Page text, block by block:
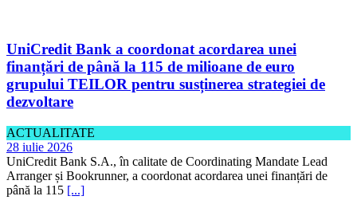
UniCredit Bank a coordonat acordarea unei
finanțări de până la 115 de milioane de euro
grupului TEILOR pentru susținerea strategiei de
dezvoltare
ACTUALITATE
28 iulie 2026
UniCredit Bank S.A., în calitate de Coordinating Mandate Lead
Arranger și Bookrunner, a coordonat acordarea unei finanțări de
până la 115 [...]